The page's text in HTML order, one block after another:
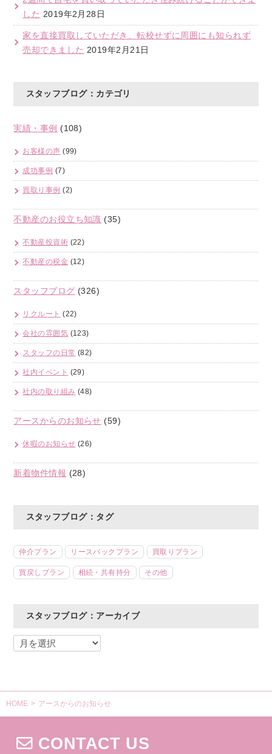
した 2019年2月28日
家を直接買取していただき、転校せずに周囲にも知られず
売却できました 2019年2月21日
スタッフブログ：カテゴリ
実績・事例 (108)
お客様の声 (99)
成功事例 (7)
買取り事例 (2)
不動産のお役立ち知識 (35)
不動産投資術 (22)
不動産の税金 (12)
スタッフブログ (326)
リクルート (22)
会社の雰囲気 (123)
スタッフの日常 (82)
社内イベント (29)
社内の取り組み (48)
アースからのお知らせ (59)
休暇のお知らせ (26)
新着物件情報 (28)
スタッフブログ：タグ
仲介プラン リースバックプラン 買取りプラン
買戻しプラン 相続・共有持分 その他
スタッフブログ：アーカイブ
HOME > アースからのお知らせ
CONTACT US